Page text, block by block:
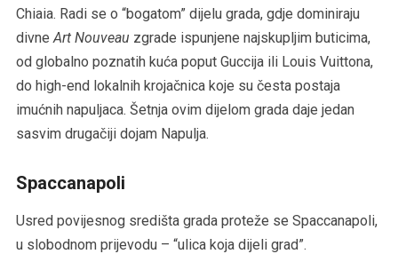
Chiaia. Radi se o “bogatom” dijelu grada, gdje dominiraju
divne Art Nouveau zgrade ispunjene najskupljim buticima,
od globalno poznatih kuća poput Guccija ili Louis Vuittona,
do high-end lokalnih krojačnica koje su česta postaja
imućnih napuljaca. Šetnja ovim dijelom grada daje jedan
sasvim drugačiji dojam Napulja.
Spaccanapoli
Usred povijesnog središta grada proteže se Spaccanapoli,
u slobodnom prijevodu – “ulica koja dijeli grad”.